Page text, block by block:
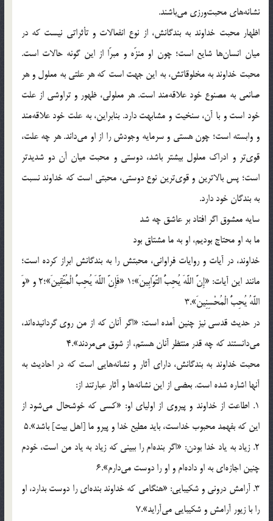
نشانه‌هاى محبت‌ورزى مى‌باشند.
اظهار محبت خداوند به بندگانش، از نوع انفعالات و تأثراتى نيست كه در
ميان انسان‌ها شايع است؛ چون او منزّه و مبرّا از اين گونه حالات است.
محبت خداوند به مخلوقاتش، به اين جهت است كه هر علتى به معلول و هر
صانعى به مصنوع خود علاقه‌مند است. هر معلولى، ظهور و تراوشى از علت
خود است و با آن، سنخيت و مشابهت دارد. بنابراين، به علت خود علاقه‌مند
و وابسته است؛ چون هستى و سرمايه وجودش را از او مى‌داند. هر چه علت،
قوى‌تر و ادراك معلول بيشتر باشد، دوستى و محبت ميان آن دو شديدتر
است؛ پس بالاترين و قوى‌ترين نوع دوستى، محبتى است كه خداوند نسبت
به بندگان خود دارد.
سايه معشوق اگر افتاد بر عاشق چه شد
ما به او محتاج بوديم، او به ما مشتاق بود
خداوند، در آيات و روايات فراوانى، محبتش را به بندگانش ابراز كرده است؛
مانند اين آيات: «إِنَّ اللَّهَ يُحِبُّ التَّوَّابِينَ»؛1 «فَإِنَّ اللَّهَ يُحِبُّ الْمُتَّقِينَ»؛2 و «وَ
اللَّهُ يُحِبُّ الْمُحْسِنِينَ».3
در حديث قدسى نيز چنين آمده است: «اگر آنان كه از من روى گردانيده‌اند،
مى‌دانستند كه چه قدر منتظر آنان هستم، از شوق مى‌مردند».4
محبت خداوند به بندگانش، داراى آثار و نشانه‌هايى است كه در احاديث به
آنها اشاره شده است. بعضى از اين نشانه‌ها و آثار عبارتند از:
1. اطاعت از خداوند و پيروى از اولياى او: «كسى كه خوشحال مى‌شود از
اين كه بفهمد محبوب خداست، بايد مطيع خدا و پيرو ما [اهل بيت‌] باشد».5
2. زياد به ياد خدا بودن: «اگر بنده‌ام را ببينى كه زياد به ياد من است، خودم
چنين اجازه‌اى به او داده‌ام و او را دوست مى‌دارم».6
3. آرامش درونى و شكيبايى: «هنگامى كه خداوند بنده‌اى را دوست بدارد، او
را با زيور آرامش و شكيبايى مى‌آرايد».7